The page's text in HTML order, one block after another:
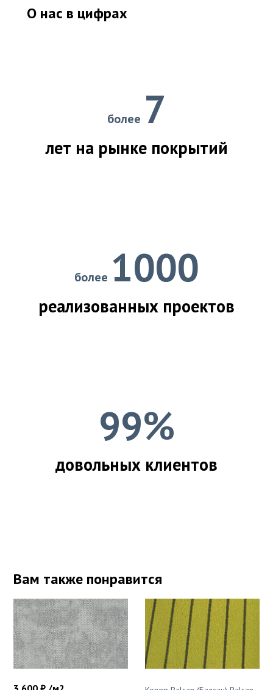
О нас в цифрах
более 7
лет на рынке покрытий
более 1000
реализованных проектов
99%
довольных клиентов
Вам также понравится